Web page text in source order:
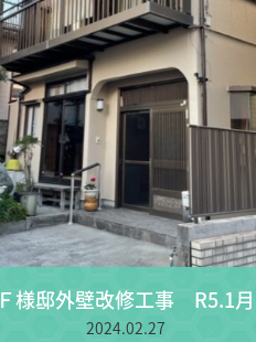
Ｆ様邸外壁改修工事 R5.1月
2024.02.27